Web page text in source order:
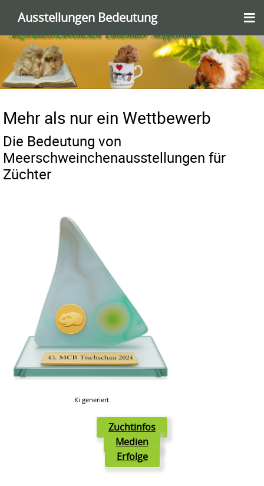
Mehr als nur ein Wettbewerb
Die Bedeutung von
Meerschweinchenausstellungen für
Züchter
Ki generiert
Zuchtinfos
Medien
Erfolge
Ausstellungen Bedeutung ≡